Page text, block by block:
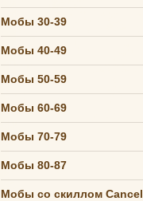
Мобы 30-39
Мобы 40-49
Мобы 50-59
Мобы 60-69
Мобы 70-79
Мобы 80-87
Мобы со скиллом Cancel